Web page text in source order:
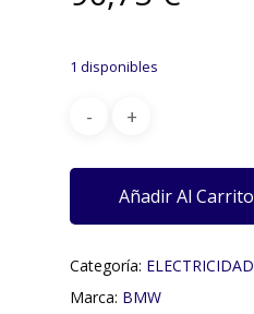
1 disponibles
Añadir Al Carrito
Categoría: ELECTRICIDAD
Marca: BMW